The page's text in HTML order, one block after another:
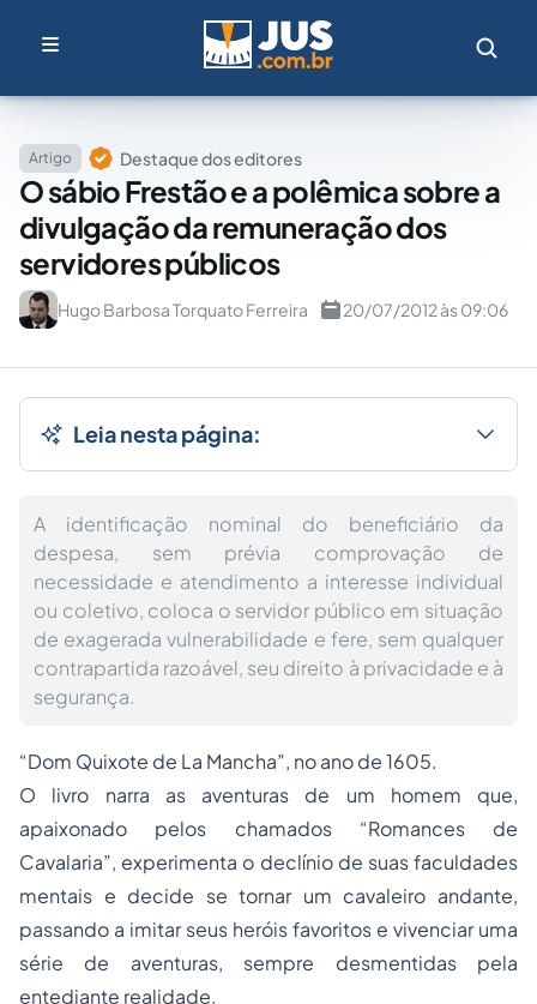
Artigo Destaque dos editores
O sábio Frestão e a polêmica sobre a
divulgação da remuneração dos
servidores públicos
Hugo Barbosa Torquato Ferreira 20/07/2012 às 09:06
Leia nesta página:
A identificação nominal do beneficiário da
despesa, sem prévia comprovação de
necessidade e atendimento a interesse individual
ou coletivo, coloca o servidor público em situação
de exagerada vulnerabilidade e fere, sem qualquer
contrapartida razoável, seu direito à privacidade e à
segurança.
“Dom Quixote de La Mancha”, no ano de 1605.
O livro narra as aventuras de um homem que,
apaixonado pelos chamados “Romances de
Cavalaria”, experimenta o declínio de suas faculdades
mentais e decide se tornar um cavaleiro andante,
passando a imitar seus heróis favoritos e vivenciar uma
série de aventuras, sempre desmentidas pela
entediante realidade.